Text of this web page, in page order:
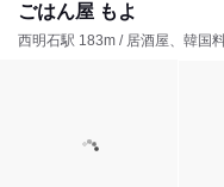
ごはん屋 もよ
西明石駅 183m / 居酒屋、韓国